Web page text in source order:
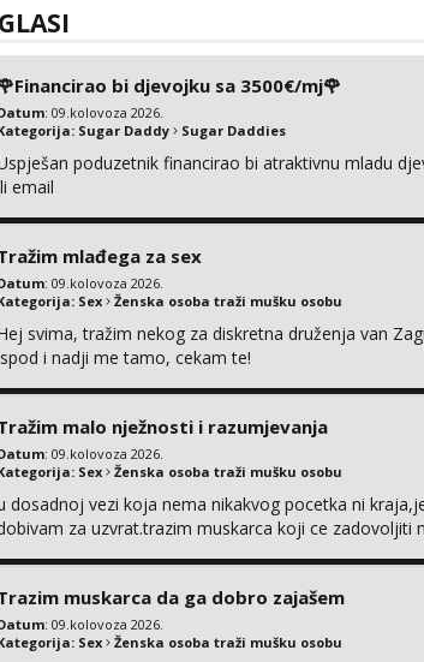
bi djevojku sa 3500€/mj🌹
: 09.kolovoza 2026.
Sugar Daddy Sugar Daddies
poduzetnik financirao bi atraktivnu mladu
email
mlađega za sex
: 09.kolovoza 2026.
Sex Ženska osoba traži mušku osobu
svima, tražim nekog za diskretna druženja van
i nadji me tamo, cekam te!
malo nježnosti i razumjevanja
: 09.kolovoza 2026.
Sex Ženska osoba traži mušku osobu
dosadnoj vezi koja nema nikakvog pocetka ni
za uzvrat.trazim muskarca koji ce
muskarca da ga dobro zajašem
: 09.kolovoza 2026.
Sex Ženska osoba traži mušku osobu